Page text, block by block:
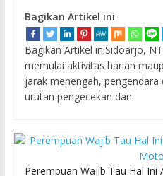
Bagikan Artikel ini
Bagikan Artikel iniSidoarjo,
memulai aktivitas harian
jarak menengah, pengendara
urutan pengecekan dan
Perempuan Wajib Tau Hal Ini